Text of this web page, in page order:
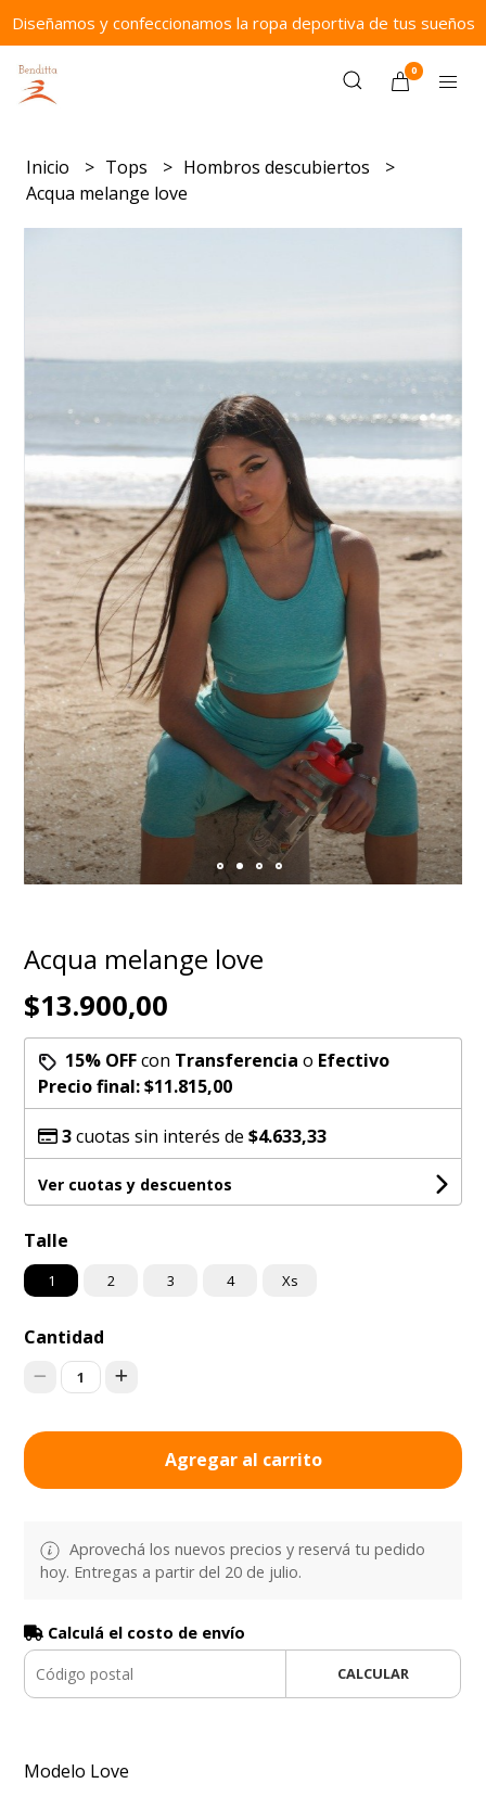
Diseñamos y confeccionamos la ropa deportiva de tus sueños
0
Inicio Tops
Hombros descubiertos
Acqua melange love
Acqua melange love
$13.900,00
15% OFFcon Transferencia o Efectivo
Precio final:$11.815,00
3cuotas sin interés de$4.633,33
Ver cuotas y descuentos
Talle
1 2 3 4 Xs
Cantidad
1
Agregar al carrito
Aprovechá los nuevos precios y reservá tu pedido
hoy. Entregas a partir del 20 de julio.
Calculá el costo de envío
CALCULAR
Modelo Love